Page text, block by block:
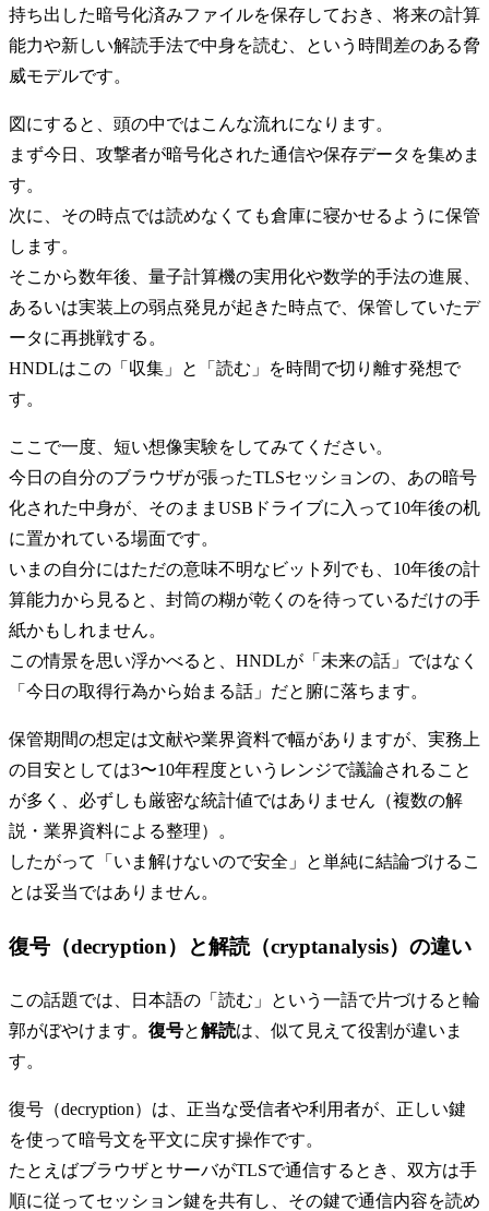
持ち出した暗号化済みファイルを保存しておき、将来の計算
能力や新しい解読手法で中身を読む、という時間差のある脅
威モデルです。
図にすると、頭の中ではこんな流れになります。
まず今日、攻撃者が暗号化された通信や保存データを集めま
す。
次に、その時点では読めなくても倉庫に寝かせるように保管
します。
そこから数年後、量子計算機の実用化や数学的手法の進展、
あるいは実装上の弱点発見が起きた時点で、保管していたデ
ータに再挑戦する。
HNDLはこの「収集」と「読む」を時間で切り離す発想で
す。
ここで一度、短い想像実験をしてみてください。
今日の自分のブラウザが張ったTLSセッションの、あの暗号
化された中身が、そのままUSBドライブに入って10年後の机
に置かれている場面です。
いまの自分にはただの意味不明なビット列でも、10年後の計
算能力から見ると、封筒の糊が乾くのを待っているだけの手
紙かもしれません。
この情景を思い浮かべると、HNDLが「未来の話」ではなく
「今日の取得行為から始まる話」だと腑に落ちます。
保管期間の想定は文献や業界資料で幅がありますが、実務上
の目安としては3〜10年程度というレンジで議論されること
が多く、必ずしも厳密な統計値ではありません（複数の解
説・業界資料による整理）。
したがって「いま解けないので安全」と単純に結論づけるこ
とは妥当ではありません。
復号（decryption）と解読（cryptanalysis）の違い
この話題では、日本語の「読む」という一語で片づけると輪
郭がぼやけます。 復号と解読は、似て見えて役割が違いま
す。
復号（decryption）は、正当な受信者や利用者が、正しい鍵
を使って暗号文を平文に戻す操作です。
たとえばブラウザとサーバがTLSで通信するとき、双方は手
順に従ってセッション鍵を共有し、その鍵で通信内容を読め